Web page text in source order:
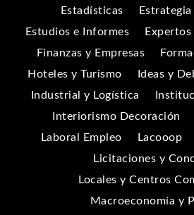
Estadísticas
Estudios e Informes
Expertos
Finanzas y Empresas
Hoteles y Turismo
Ideas y
Industrial y Logística
Interiorismo Decoración
Laboral Empleo
Lacooop
Licitaciones y
Locales y Centros
Macroeconomía y